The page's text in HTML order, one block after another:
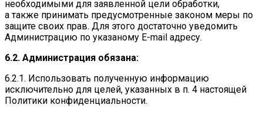
необходимыми для заявленной цели обработки,
а также принимать предусмотренные законом меры по
защите своих прав. Для этого достаточно уведомить
Администрацию по указаному E-mail адресу.
6.2. Администрация обязана:
6.2.1. Использовать полученную информацию
исключительно для целей, указанных в п. 4 настоящей
Политики конфиденциальности.